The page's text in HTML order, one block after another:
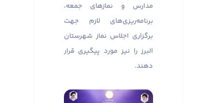
مدارس و نماز‌های جمعه،
برنامه‌ریزی‌های لازم جهت
برگزاری اجلاس نماز شهرستان
البرز را نیز مورد پیگیری قرار
دهند.